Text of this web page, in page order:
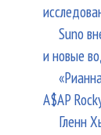
Suno
и новые
A$AP
Гленн